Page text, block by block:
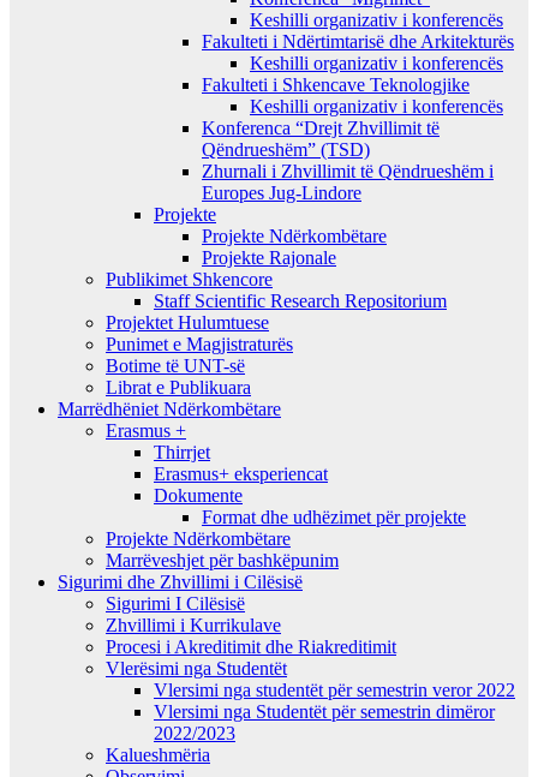
Keshilli organizativ i konferencës
Fakulteti i Ndërtimtarisë dhe Arkitekturës
Keshilli organizativ i konferencës
Fakulteti i Shkencave Teknologjike
Keshilli organizativ i konferencës
Konferenca “Drejt Zhvillimit të
Qëndrueshëm” (TSD)
Zhurnali i Zhvillimit të Qëndrueshëm i
Europes Jug-Lindore
Projekte
Projekte Ndërkombëtare
Projekte Rajonale
Publikimet Shkencore
Staff Scientific Research Repositorium
Projektet Hulumtuese
Punimet e Magjistraturës
Botime të UNT-së
Librat e Publikuara
Marrëdhëniet Ndërkombëtare
Erasmus +
Thirrjet
Erasmus+ eksperiencat
Dokumente
Format dhe udhëzimet për projekte
Projekte Ndërkombëtare
Marrëveshjet për bashkëpunim
Sigurimi dhe Zhvillimi i Cilësisë
Sigurimi I Cilësisë
Zhvillimi i Kurrikulave
Procesi i Akreditimit dhe Riakreditimit
Vlerësimi nga Studentët
Vlersimi nga studentët për semestrin veror 2022
Vlersimi nga Studentët për semestrin dimëror
2022/2023
Kalueshmëria